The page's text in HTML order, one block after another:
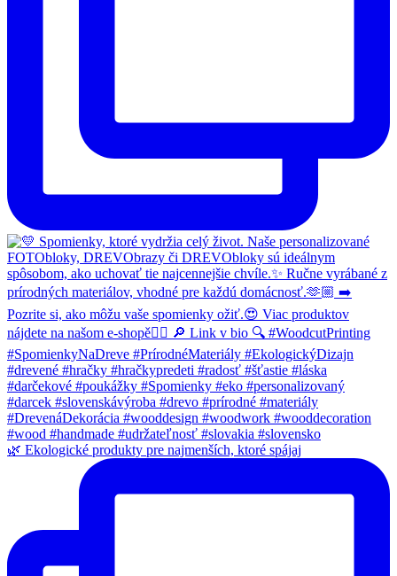
🌿 Ekologické produkty pre najmenších, ktoré spájaj